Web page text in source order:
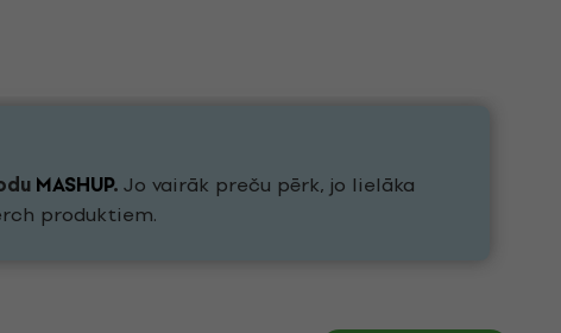
MASHUP.Jo vairāk preču pērk, jo lielāka
produktiem.